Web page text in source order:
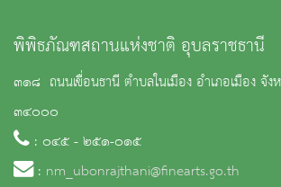
พิพิธภัณฑสถานแห่งชาติ อุบลราชธานี
๓๑๘ ถนนเขื่อนธานี ตำบลในเมือง อำเภอเมือง จัง
๓๔๐๐๐
: ๐๔๕ - ๒๕๑-๐๑๕
: nm_ubonrajthani@finearts.go.th